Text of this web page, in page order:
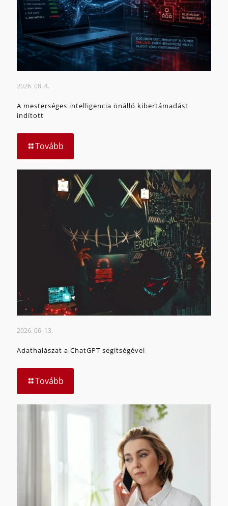
2026. 08. 4.
A mesterséges intelligencia önálló kibertámadást
indított
Tovább
2026. 06. 13.
Adathalászat a ChatGPT segítségével
Tovább